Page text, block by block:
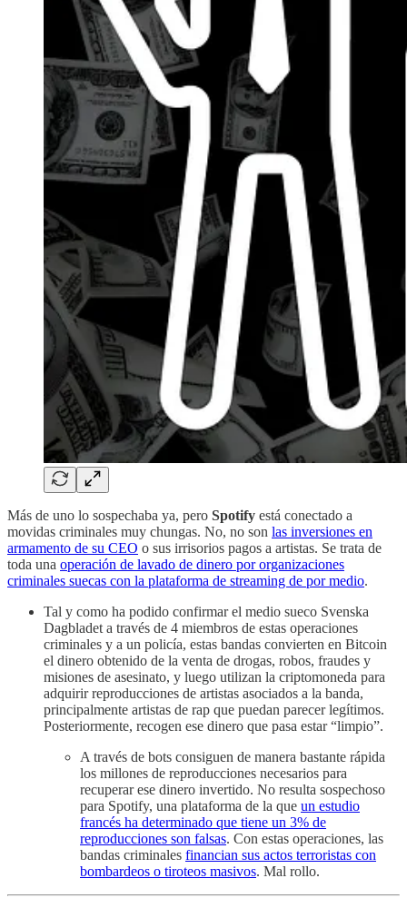
Más de uno lo sospechaba ya, pero Spotify está conectado a
movidas criminales muy chungas. No, no son las inversiones en
armamento de su CEO o sus irrisorios pagos a artistas. Se trata de
toda una operación de lavado de dinero por organizaciones
criminales suecas con la plataforma de streaming de por medio.
Tal y como ha podido confirmar el medio sueco Svenska
Dagbladet a través de 4 miembros de estas operaciones
criminales y a un policía, estas bandas convierten en Bitcoin
el dinero obtenido de la venta de drogas, robos, fraudes y
misiones de asesinato, y luego utilizan la criptomoneda para
adquirir reproducciones de artistas asociados a la banda,
principalmente artistas de rap que puedan parecer legítimos.
Posteriormente, recogen ese dinero que pasa estar “limpio”.
A través de bots consiguen de manera bastante rápida
los millones de reproducciones necesarios para
recuperar ese dinero invertido. No resulta sospechoso
para Spotify, una plataforma de la que un estudio
francés ha determinado que tiene un 3% de
reproducciones son falsas. Con estas operaciones, las
bandas criminales financian sus actos terroristas con
bombardeos o tiroteos masivos. Mal rollo.